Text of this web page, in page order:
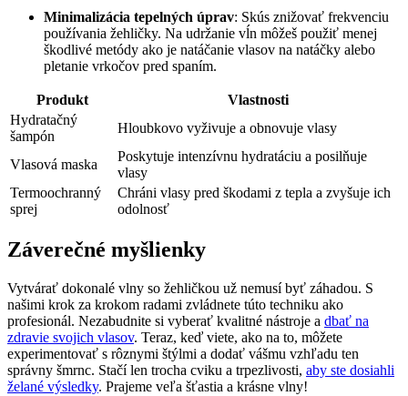
Minimalizácia tepelných úprav: Skús znižovať frekvenciu
používania žehličky. Na udržanie vĺn môžeš použiť menej
škodlivé metódy ako je natáčanie vlasov na natáčky alebo
pletanie vrkočov pred spaním.
Produkt
Vlastnosti
Hydratačný
šampón
Hloubkovo vyživuje a obnovuje vlasy
Vlasová maska
Poskytuje intenzívnu hydratáciu a posilňuje
vlasy
Termoochranný
sprej
Chráni vlasy pred škodami z tepla a zvyšuje ich
odolnosť
Záverečné myšlienky
Vytvárať dokonalé vlny so žehličkou už nemusí byť záhadou. S
našimi krok za krokom radami zvládnete túto techniku ako
profesionál. Nezabudnite si vyberať kvalitné nástroje a dbať na
zdravie svojich vlasov. Teraz, keď viete, ako na to, môžete
experimentovať s rôznymi štýlmi a dodať vášmu vzhľadu ten
správny šmrnc. Stačí len trocha cviku a trpezlivosti, aby ste dosiahli
želané výsledky. Prajeme veľa šťastia a krásne vlny!